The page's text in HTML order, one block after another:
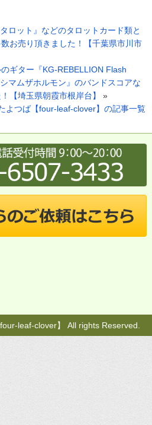
ロット』などのタロットカード類と
お売り頂きました！【千葉県市川市
ギター『KG-REBELLION Flash
マムザホルモン』のバンドスコアな
【埼玉県朝霞市根岸台】
»
よつば【four-leaf-clover】の記事一覧
leaf-clover】 All rights Reserved.